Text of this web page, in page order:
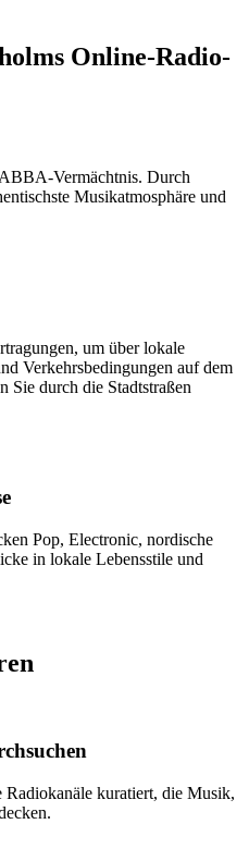
Online-Radio-
Vermächtnis. Durch
Musikatmosphäre und
um über lokale
Verkehrsbedingungen auf dem
Sie durch die Stadtstraßen
Pop, Electronic, nordische
in lokale Lebensstile und
Radiokanäle kuratiert, die Musik,